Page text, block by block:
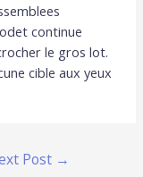
continue
le gros lot.
cible aux yeux
Post →